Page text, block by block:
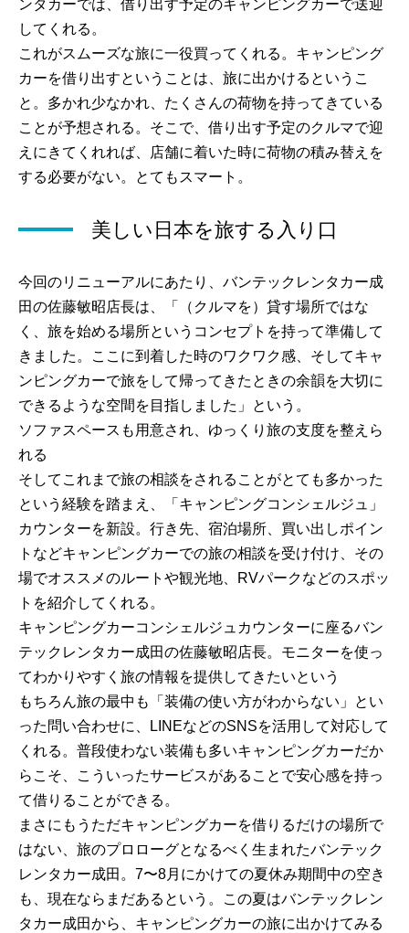
ンタカーでは、借り出す予定のキャンピングカーで送迎
してくれる。
これがスムーズな旅に一役買ってくれる。キャンピング
カーを借り出すということは、旅に出かけるというこ
と。多かれ少なかれ、たくさんの荷物を持ってきている
ことが予想される。そこで、借り出す予定のクルマで迎
えにきてくれれば、店舗に着いた時に荷物の積み替えを
する必要がない。とてもスマート。
美しい日本を旅する入り口
今回のリニューアルにあたり、バンテックレンタカー成
田の佐藤敏昭店長は、「（クルマを）貸す場所ではな
く、旅を始める場所というコンセプトを持って準備して
きました。ここに到着した時のワクワク感、そしてキャ
ンピングカーで旅をして帰ってきたときの余韻を大切に
できるような空間を目指しました」という。
ソファスペースも用意され、ゆっくり旅の支度を整えら
れる
そしてこれまで旅の相談をされることがとても多かった
という経験を踏まえ、「キャンピングコンシェルジュ」
カウンターを新設。行き先、宿泊場所、買い出しポイン
トなどキャンピングカーでの旅の相談を受け付け、その
場でオススメのルートや観光地、RVパークなどのスポッ
トを紹介してくれる。
キャンピングカーコンシェルジュカウンターに座るバン
テックレンタカー成田の佐藤敏昭店長。モニターを使っ
てわかりやすく旅の情報を提供してきたいという
もちろん旅の最中も「装備の使い方がわからない」とい
った問い合わせに、LINEなどのSNSを活用して対応して
くれる。普段使わない装備も多いキャンピングカーだか
らこそ、こういったサービスがあることで安心感を持っ
て借りることができる。
まさにもうただキャンピングカーを借りるだけの場所で
はない、旅のプロローグとなるべく生まれたバンテック
レンタカー成田。7〜8月にかけての夏休み期間中の空き
も、現在ならまだあるという。この夏はバンテックレン
タカー成田から、キャンピングカーの旅に出かけてみる